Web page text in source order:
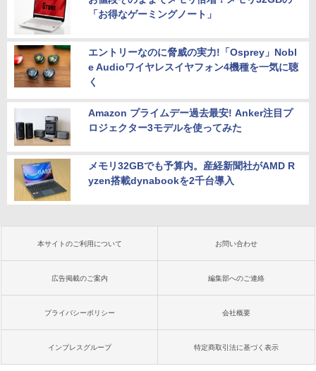
「お得なゲーミングノート」
エントリーなのに脅威の実力!「Osprey」Nobl
e Audioワイヤレスイヤフォン4機種を一気に聴
く
Amazon プライムデー過去最安! Anker注目プ
ロジェクター3モデルを使ってみた
メモリ32GBでも予算内。産経新聞社がAMD R
yzen搭載dynabookを2千台導入
本サイトのご利用について お問い合わせ
広告掲載のご案内 編集部へのご連絡
プライバシーポリシー 会社概要
インプレスグループ 特定商取引法に基づく表示